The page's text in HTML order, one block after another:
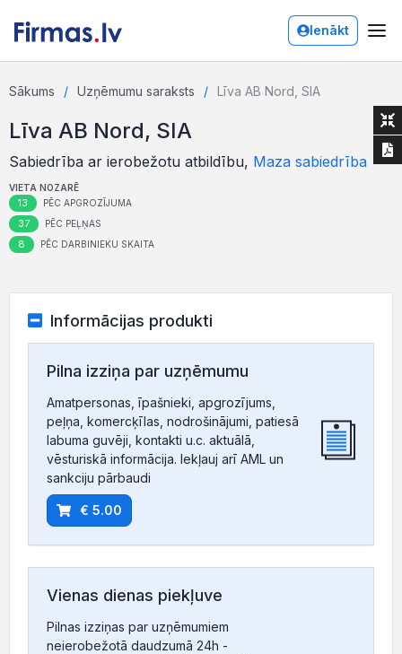
Ienākt
Sākums Uzņēmumu saraksts Līva AB Nord, SIA
Līva AB Nord, SIA
Sabiedrība ar ierobežotu atbildību, Maza sabiedrība
VIETA NOZARĒ
13 PĒC APGROZĪJUMA
37 PĒC PEĻŅAS
8 PĒC DARBINIEKU SKAITA
Informācijas produkti
Pilna izziņa par uzņēmumu
Amatpersonas, īpašnieki, apgrozījums,
peļņa, komercķīlas, nodrošinājumi, patiesā
labuma guvēji, kontakti u.c. aktuālā,
vēsturiskā informācija. Iekļauj arī AML un
sankciju pārbaudi
€ 5.00
Vienas dienas piekļuve
Pilnas izziņas par uzņēmumiem
neierobežotā daudzumā 24h -